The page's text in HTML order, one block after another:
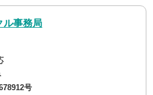
ル事務局
号